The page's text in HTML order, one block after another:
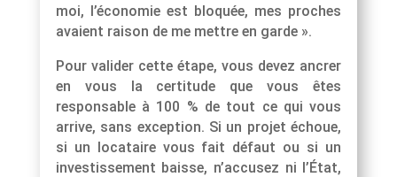
moi, l’économie est bloquée, mes proches
avaient raison de me mettre en garde ».
Pour valider cette étape, vous devez ancrer
en vous la certitude que vous êtes
responsable à 100 % de tout ce qui vous
arrive, sans exception. Si un projet échoue,
si un locataire vous fait défaut ou si un
investissement baisse, n’accusez ni l’État,